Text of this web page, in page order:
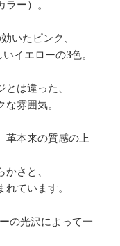
ー）。
いたピンク、
イエローの3色。
は違った、
雰囲気。
革本来の質感の上
さと、
ています。
の光沢によって一